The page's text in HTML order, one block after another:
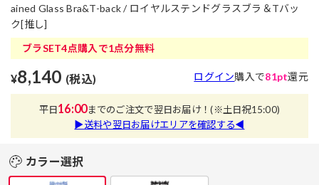
ained Glass Bra&T-back / ロイヤルステンドグラスブラ＆Tバッ
ク[推し]
ブラSET4点購入で1点分無料
¥8,140 (税込) ログイン購入で81pt還元
平日16:00までのご注文で翌日お届け！(※土日祝15:00)
▶送料や翌日お届けエリアを確認する◀
カラー選択